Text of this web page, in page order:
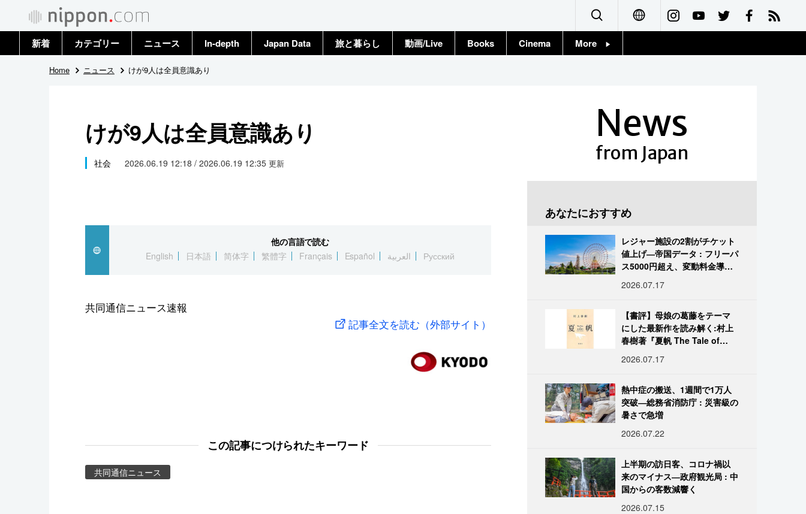
Français
新着 カテゴリー
政治・外交
国際
科学・技術
暮らし
ニュース
トップ
In-depth Japan Data 旅と暮らし 動画/Live Books Cinema More
Home ニュース けが9人は全員意識あり
けが9人は全員意識あり
社会 2026.06.19 12:18 / 2026.06.19 12:35 更新
他の言語で読む
English
日本語 简体字 繁體字 Français Español العربية Русский
共同通信ニュース速報
記事全文を読む（外部サイト）
この記事につけられたキーワード
共同通信ニュース
News
from Japan
あなたにおすすめ
レジャー施設の2割がチケット
値上げ―帝国データ : フリーパ
ス5000円超え、変動料金導入
2026.07.17
【書評】母娘の葛藤をテーマ
にした最新作を読み解く:村上
春樹著『夏帆 The Tale of
2026.07.17
熱中症の搬送、1週間で1万人
突破―総務省消防庁 : 災害級の
暑さで急増
2026.07.22
上半期の訪日客、コロナ禍以
来のマイナス―政府観光局 : 中
国からの客数減響く
2026.07.15